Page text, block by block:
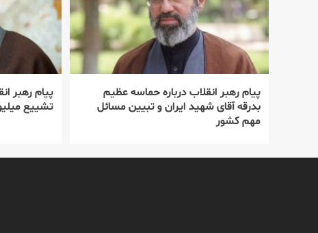
پیام رهبر انقلاب درباره حماسه عظیم
بدرقه آقای شهید ایران و تبیین مسائل
مهم کشور
پیام رهبر
تشییع